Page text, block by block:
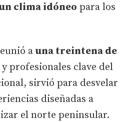
clima idóneo para los
a una treintena de
y profesionales clave del
sirvió para desvelar
diseñadas a
el norte peninsular.